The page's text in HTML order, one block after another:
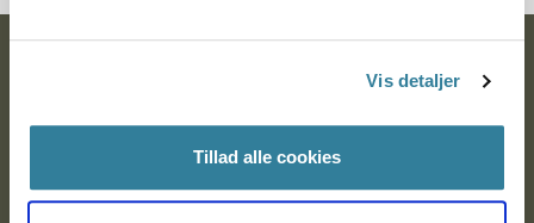
Vis detaljer
Tillad alle cookies
9000 Aalborg